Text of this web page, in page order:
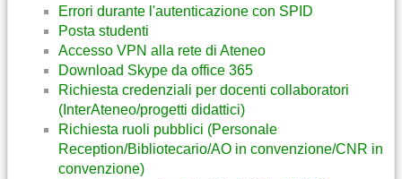
Errori durante l'autenticazione con SPID
Posta studenti
Accesso VPN alla rete di Ateneo
Download Skype da office 365
Richiesta credenziali per docenti collaboratori
(InterAteneo/progetti didattici)
Richiesta ruoli pubblici (Personale
Reception/Bibliotecario/AO in convenzione/CNR in
convenzione)